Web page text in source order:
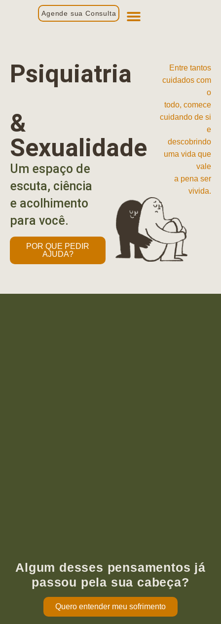
Agende sua Consulta
Psiquiatria
&
Sexualidade
Um espaço de
escuta, ciência
e acolhimento
para você.
POR QUE PEDIR
AJUDA?
Entre tantos
cuidados com
o
todo, comece
cuidando de si
e
descobrindo
uma vida que
vale
a pena ser
vivida.
Algum desses pensamentos já
passou pela sua cabeça?
Quero entender meu sofrimento